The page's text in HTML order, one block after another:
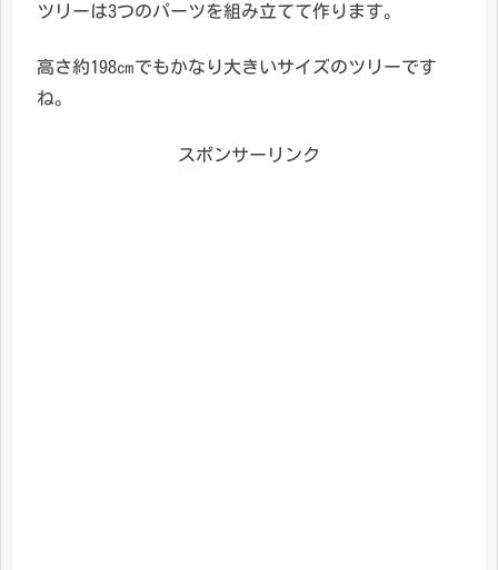
ツリーは3つのパーツを組み立てて作ります。
高さ約198㎝でもかなり大きいサイズのツリーです
ね。
スポンサーリンク